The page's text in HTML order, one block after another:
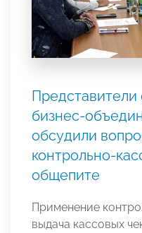
Представители
бизнес-
обсудили
контрольно-
общепите
Применение
выдача кассовых